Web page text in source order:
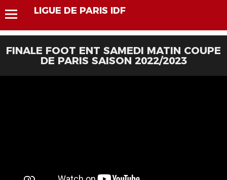
LIGUE DE PARIS IDF
FINALE FOOT ENT SAMEDI MATIN COUPE
DE PARIS SAISON 2022/2023